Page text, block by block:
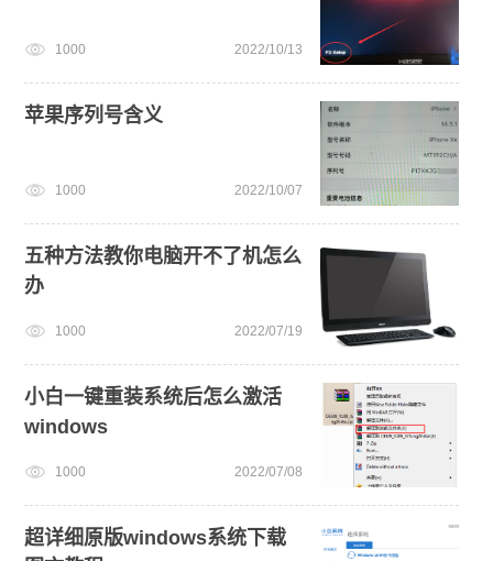
1000 2022/10/13
苹果序列号含义
1000 2022/10/07
五种方法教你电脑开不了机怎么
办
1000 2022/07/19
小白一键重装系统后怎么激活
windows
1000 2022/07/08
超详细原版windows系统下载